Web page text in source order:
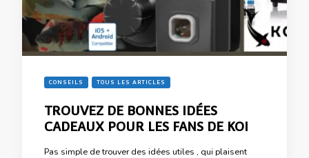
CONSEILS TOUS LES ARTICLES
TROUVEZ DE BONNES IDÉES
CADEAUX POUR LES FANS DE KOI
Pas simple de trouver des idées utiles , qui plaisent